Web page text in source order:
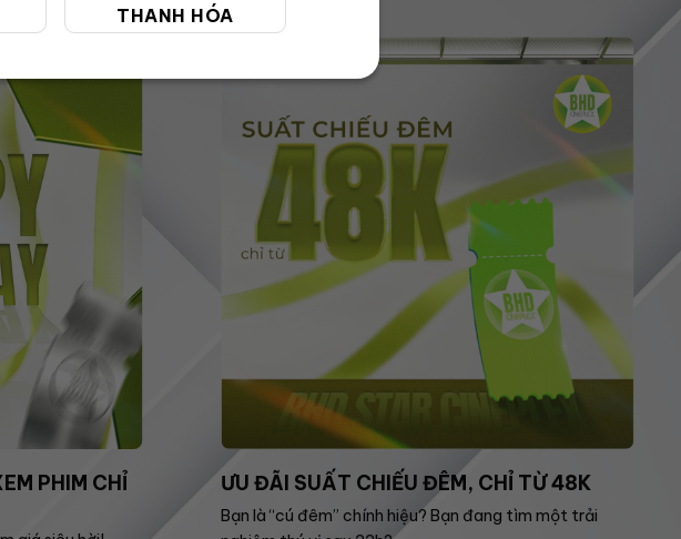
THANH HÓA
PHIM CHỈ
ƯU ĐÃI SUẤT CHIẾU ĐÊM, CHỈ TỪ 48K
Bạn là “cú đêm” chính hiệu? Bạn đang tìm một trải